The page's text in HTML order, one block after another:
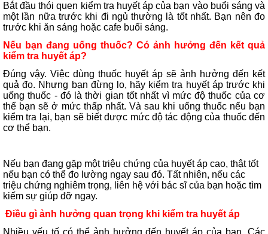
Bắt đầu thói quen kiểm tra huyết áp của bạn vào buổi sáng và
một lần nữa trước khi đi ngủ thường là tốt nhất. Bạn nên đo
trước khi ăn sáng hoặc cafe buổi sáng.
Nếu bạn đang uống thuốc? Có ảnh hưởng đến kết quả
kiểm tra huyết áp?
Đúng vậy. Việc dùng thuốc huyết áp sẽ ảnh hưởng đến kết
quả đo. Nhưng bạn đừng lo, hãy kiểm tra huyết áp trước khi
uống thuốc - đó là thời gian tốt nhất vì mức độ thuốc của cơ
thể bạn sẽ ở mức thấp nhất. Và sau khi uống thuốc nếu bạn
kiểm tra lại, bạn sẽ biết được mức độ tác động của thuốc đến
cơ thể bạn.
Nếu bạn đang gặp một triệu chứng của huyết áp cao, thật tốt
nếu bạn có thể đo lường ngay sau đó. Tất nhiên, nếu các
triệu chứng nghiêm trọng, liên hệ với bác sĩ của bạn hoặc tìm
kiếm sự giúp đỡ ngay.
Điều gì ảnh hưởng quan trọng khi kiểm tra huyết áp